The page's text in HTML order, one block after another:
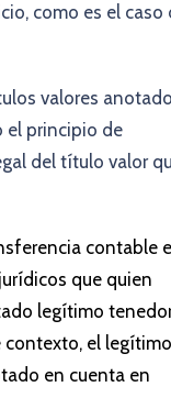
como es el caso
valores
el principio de
del título valor
contable
que quien
legítimo
contexto, el legítimo
en cuenta en